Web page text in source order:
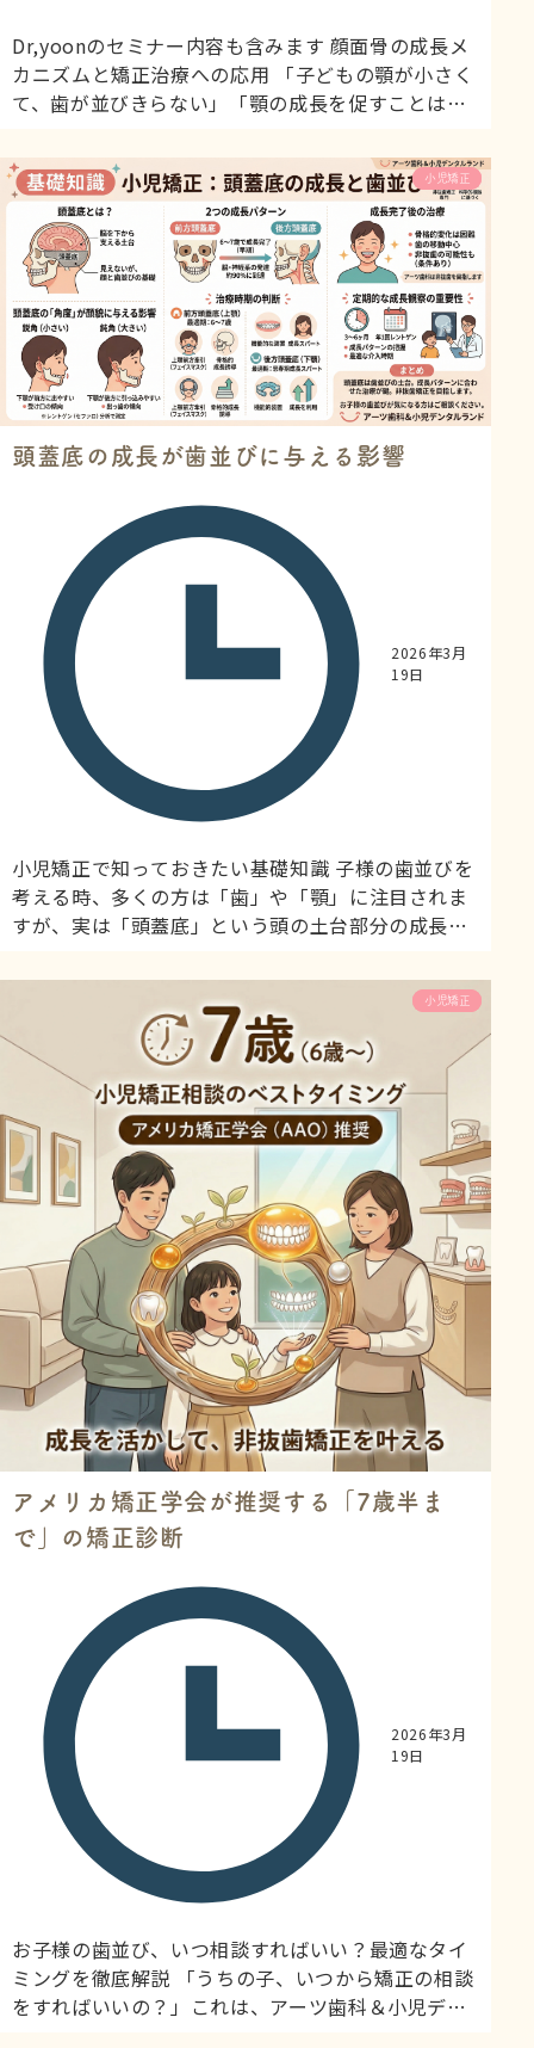
Dr,yoonのセミナー内容も含みます 顔面骨の成長メ
カニズムと矯正治療への応用 「子どもの顎が小さく
て、歯が並びきらない」「顎の成長を促すことはで
このようなご相談が多く寄せられます。今回は、お
子様の顔面骨がどのように成長するのか、そのメカ
ニズムと小児矯正治療への応用について解説しま
す。 顔面骨の成長は2つのメカニズムで進む お子様
の顔面骨は、主に2...
予防歯科
小児矯正
頭蓋底の成長が歯並びに与える影響
2026年3月
19日
小児矯正で知っておきたい基礎知識 子様の歯並びを
考える時、多くの方は「歯」や「顎」に注目されま
すが、実は「頭蓋底」という頭の土台部分の成長
科＆小児デンタルランドでは、頭蓋底を含めた顔面
全体の成長を考慮した小児矯正を行っています。 頭
蓋底とは 頭蓋底は、頭蓋骨の底部、つまり脳を下か
ら支える部分です。目には見えませんが、顔の形や
歯並びの基礎となる非常に重...
予防歯科
小児矯正
アメリカ矯正学会が推奨する「7歳半ま
で」の矯正診断
2026年3月
19日
お子様の歯並び、いつ相談すればいい？最適なタイ
ミングを徹底解説 「うちの子、いつから矯正の相談
をすればいいの？」これは、アーツ歯科＆小児デン